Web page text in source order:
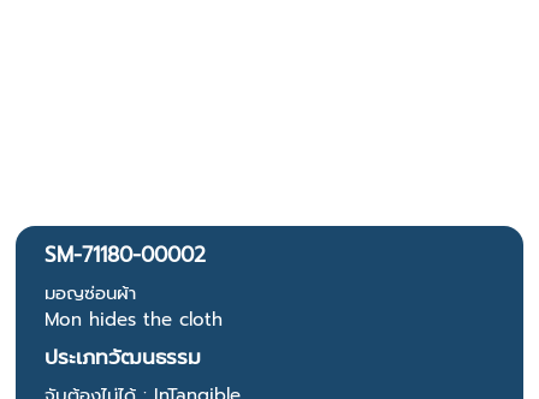
SM-71180-00002
มอญซ่อนผ้า
Mon hides the cloth
ประเภทวัฒนธรรม